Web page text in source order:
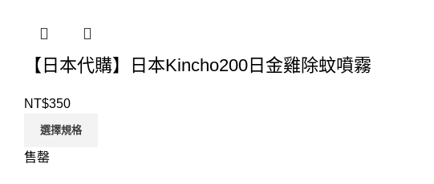
【日本代購】日本Kincho200日金雞除蚊噴霧
NT$350
選擇規格
售罄